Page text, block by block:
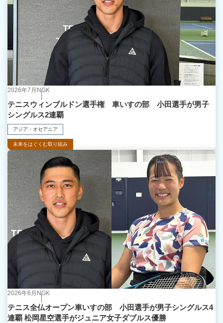
2026年7月 NGK
テニスウィンブルドン選手権 車いすの部 小田選手が男子
シングルス2連覇
アジア・オセアニア
未来をはぐくむ取り組み
2026年6月 NGK
テニス全仏オープン車いすの部 小田選手が男子シングルス4
連覇 松岡星空選手がジュニア女子ダブルス優勝